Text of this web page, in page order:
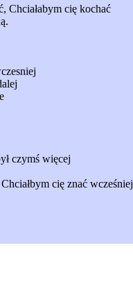
Chciałabym cię kochać
czymś więcej
cię znać wcześniej